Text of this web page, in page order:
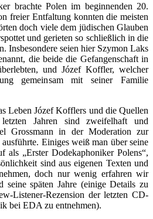
brachte Polen im beginnenden 20.
freier Entfaltung konnten die meisten
doch viele dem jüdischen Glauben
und gerieten so schließlich in die
Insbesondere seien hier Szymon Laks
die beide die Gefangenschaft in
und Józef Koffler, welcher
gemeinsam mit seiner Familie
Leben Józef Kofflers und die Quellen
Jahren sind zweifelhaft und
Grossmann in der Moderation zur
Einiges weiß man über seine
als „Erster Dodekaphoniker Polens“,
sind aus eigenen Texten und
doch nur wenig erfahren wir
seine späten Jahre (einige Details zu
Listener-Rezension der letzten CD-
bei EDA zu entnehmen).